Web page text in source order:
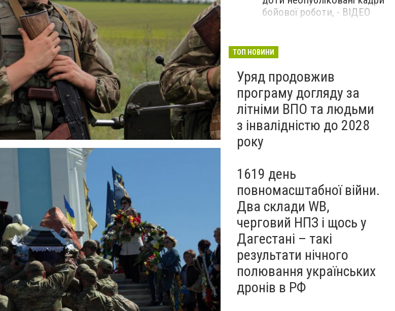
бойової роботи, - ВІДЕО
Бєдняков зіграє тата
новому українському
фільмі, - ФОТО
5 серпня
ТОП НОВИНИ
Уряд продовжив
програму догляду за
літніми ВПО та людьми
з інвалідністю до 2028
року
1619 день
повномасштабної війни.
Два склади WB,
черговий НПЗ і щось у
Дагестані – такі
результати нічного
полювання українських
дронів в РФ